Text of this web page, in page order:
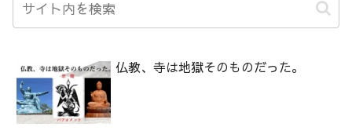
仏教、寺は地獄そのものだった。